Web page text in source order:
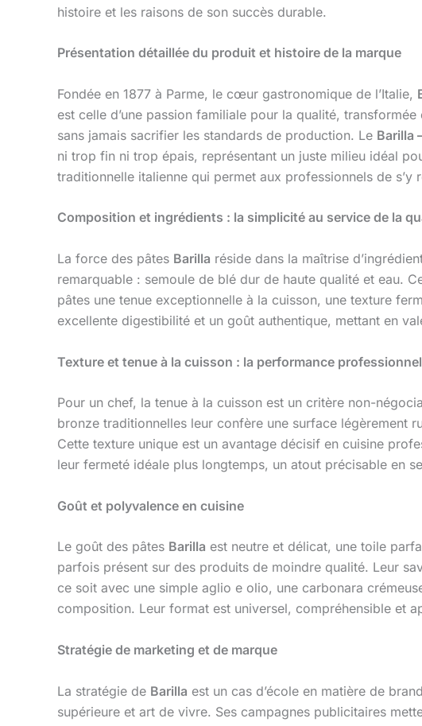
histoire et les raisons de son succès durable.
Présentation détaillée du produit et histoire de la marque
Fondée en 1877 à Parme, le cœur gastronomique de l’Italie,
est celle d’une passion familiale pour la qualité,
sans jamais sacrifier les standards de production. Le Barilla
ni trop fin ni trop épais, représentant un juste milieu idéal
traditionnelle italienne qui permet aux professionnels de s’y
Composition et ingrédients : la simplicité au service de la
La force des pâtes Barilla réside dans la maîtrise
remarquable : semoule de blé dur de haute qualité et eau.
pâtes une tenue exceptionnelle à la cuisson, une texture
excellente digestibilité et un goût authentique, mettant en
Texture et tenue à la cuisson : la performance
Pour un chef, la tenue à la cuisson est un critère non-
bronze traditionnelles leur confère une surface légèrement
Cette texture unique est un avantage décisif en cuisine
leur fermeté idéale plus longtemps, un atout précisable en
Goût et polyvalence en cuisine
Le goût des pâtes Barilla est neutre et délicat, une toile
parfois présent sur des produits de moindre qualité. Leur
ce soit avec une simple aglio e olio, une carbonara
composition. Leur format est universel, compréhensible et
Stratégie de marketing et de marque
La stratégie de Barilla est un cas d’école en matière de
supérieure et art de vivre. Ses campagnes publicitaires